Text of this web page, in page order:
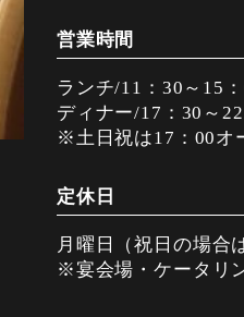
営業時間
ランチ/11：30～15
ディナー/17：30～
※土日祝は17：00オ
定休日
月曜日（祝日の場合
※宴会場・ケータリ